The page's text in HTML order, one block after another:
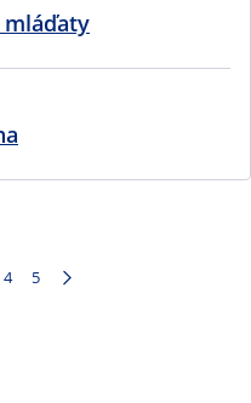
mláďaty
Page
4 Page
5